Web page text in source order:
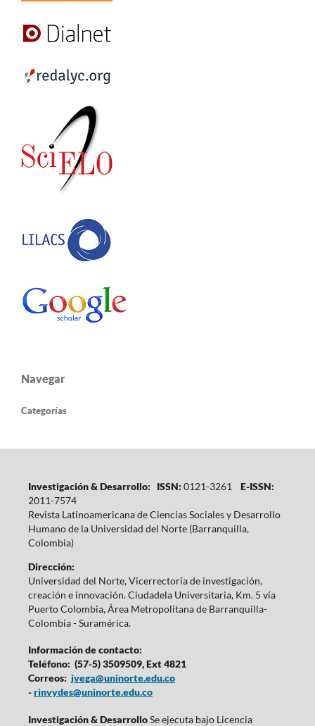
Navegar
Categorías
Investigación & Desarrollo: ISSN: 0121-3261
E-ISSN:
2011-7574
Revista Latinoamericana de Ciencias Sociales y Desarrollo
Humano de la Universidad del Norte (Barranquilla,
Colombia)
Dirección:
Universidad del Norte, Vicerrectoría de investigación,
creación e innovación. Ciudadela Universitaria, Km. 5 vía
Puerto Colombia, Área Metropolitana de Barranquilla-
Colombia - Suramérica.
Información de contacto:
Teléfono: (57-5) 3509509, Ext 4821
Correos: jvega@uninorte.edu.co
-rinvydes@uninorte.edu.co
Investigación & DesarrolloSe ejecuta bajo Licencia